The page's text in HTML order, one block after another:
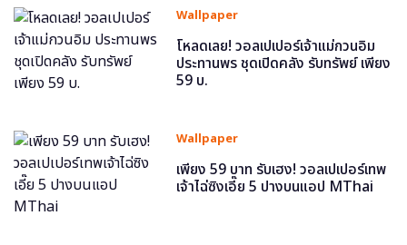
Wallpaper
โหลดเลย! วอลเปเปอร์เจ้าแม่กวนอิม
ประทานพร ชุดเปิดคลัง รับทรัพย์ เพียง
59 บ.
Wallpaper
เพียง 59 บาท รับเฮง! วอลเปเปอร์เทพ
เจ้าไฉ่ซิงเอี๊ย 5 ปางบนแอป MThai